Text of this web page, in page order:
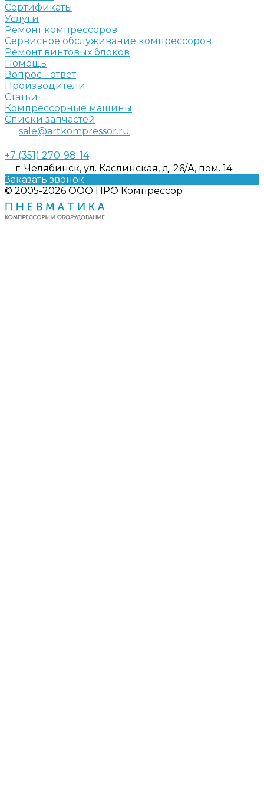
Сертификаты
Услуги
Ремонт компрессоров
Сервисное обслуживание компрессоров
Ремонт винтовых блоков
Помощь
Вопрос - ответ
Производители
Статьи
Компрессорные машины
Списки запчастей
sale@artkompressor.ru
+7 (351) 270-98-14
г. Челябинск, ул. Каслинская, д. 26/А, пом. 14
Заказать звонок
© 2005-2026 ООО ПРО Компрессор